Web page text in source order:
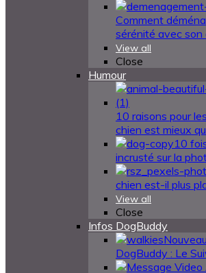
Comment
sérénité avec son
View all
Close
Humour
10 raisons pour
chien est mieux
10
incrusté sur la
chien est-il plus
View all
Close
Infos DogBuddy
DogBuddy : Le